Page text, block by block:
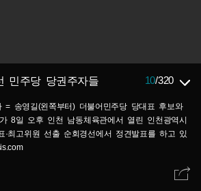
민주당 당권주자들 10/320
= 송영길(왼쪽부터) 더불어민주당 당대표 후보와
8일 오후 인천 남동체육관에서 열린 인천광역시
·최고위원 선출 순회경선에서 정견발표를 하고 있